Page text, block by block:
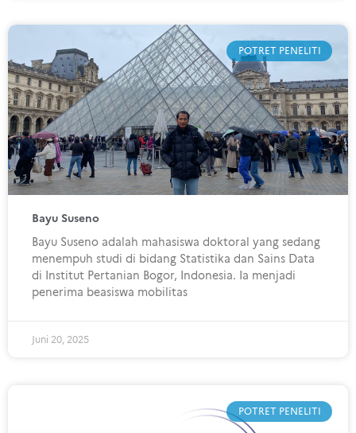
POTRET PENELITI
Bayu Suseno
Bayu Suseno adalah mahasiswa doktoral yang sedang
menempuh studi di bidang Statistika dan Sains Data
di Institut Pertanian Bogor, Indonesia. Ia menjadi
penerima beasiswa mobilitas
Juni 20, 2025
POTRET PENELITI